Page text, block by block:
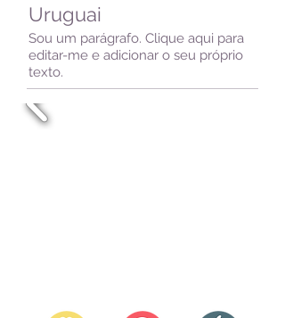
Uruguai
Sou um parágrafo. Clique aqui para
editar-me e adicionar o seu próprio
texto.